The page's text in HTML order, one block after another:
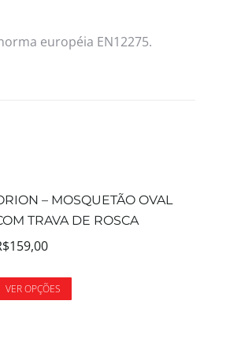
européia EN12275.
– MOSQUETÃO OVAL
TRAVA DE ROSCA
159,00
VER OPÇÕES